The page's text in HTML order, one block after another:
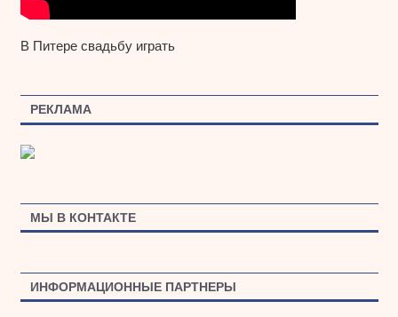
В Питере свадьбу играть
РЕКЛАМА
МЫ В КОНТАКТЕ
ИНФОРМАЦИОННЫЕ ПАРТНЕРЫ